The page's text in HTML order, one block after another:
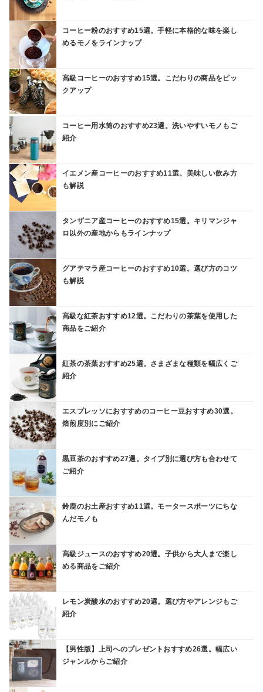
コーヒー粉のおすすめ15選。手軽に本格的な味を楽し
めるモノをラインナップ
高級コーヒーのおすすめ15選。こだわりの商品をピッ
クアップ
コーヒー用水筒のおすすめ23選。洗いやすいモノもご
紹介
イエメン産コーヒーのおすすめ11選。美味しい飲み方
も解説
タンザニア産コーヒーのおすすめ15選。キリマンジャ
ロ以外の産地からもラインナップ
グアテマラ産コーヒーのおすすめ10選。選び方のコツ
も解説
高級な紅茶おすすめ12選。こだわりの茶葉を使用した
商品をご紹介
紅茶の茶葉おすすめ25選。さまざまな種類を幅広くご
紹介
エスプレッソにおすすめのコーヒー豆おすすめ30選。
焙煎度別にご紹介
黒豆茶のおすすめ27選。タイプ別に選び方も合わせて
ご紹介
鈴鹿のお土産おすすめ11選。モータースポーツにちな
んだモノも
高級ジュースのおすすめ20選。子供から大人まで楽し
める商品をご紹介
レモン炭酸水のおすすめ20選。選び方やアレンジもご
紹介
【男性版】上司へのプレゼントおすすめ26選。幅広い
ジャンルからご紹介